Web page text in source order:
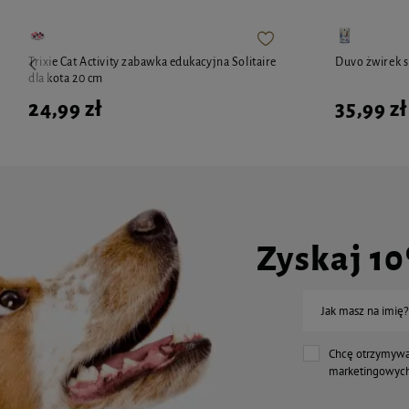
Trixie Cat Activity zabawka edukacyjna Solitaire
dla kota 20 cm
24,99 zł
Duvo żwirek
35,99 zł
Zyskaj
Jak masz na imię?
Chcę